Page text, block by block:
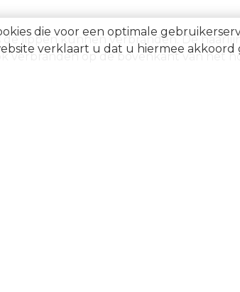
lippen kunnen verbranden. De
verbranden op de bovenkant van het
die voor een optimale
verklaart u dat u hiermee akkoord